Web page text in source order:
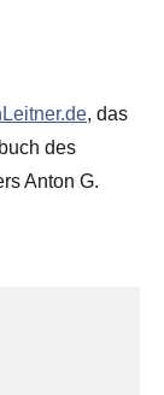
, das
des
Anton G.